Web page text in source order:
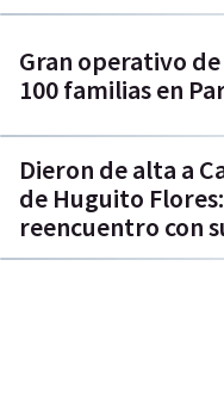
Gran operativo
100 familias en
Dieron de alta a
de Huguito
reencuentro con